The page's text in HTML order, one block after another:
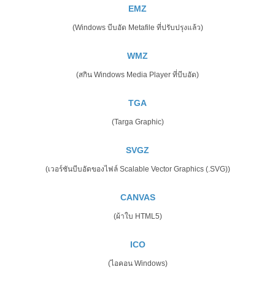
EMZ
(Windows บีบอัด Metafile ที่ปรับปรุงแล้ว)
WMZ
(สกิน Windows Media Player ที่บีบอัด)
TGA
(Targa Graphic)
SVGZ
(เวอร์ชันบีบอัดของไฟล์ Scalable Vector Graphics (.SVG))
CANVAS
(ผ้าใบ HTML5)
ICO
(ไอคอน Windows)